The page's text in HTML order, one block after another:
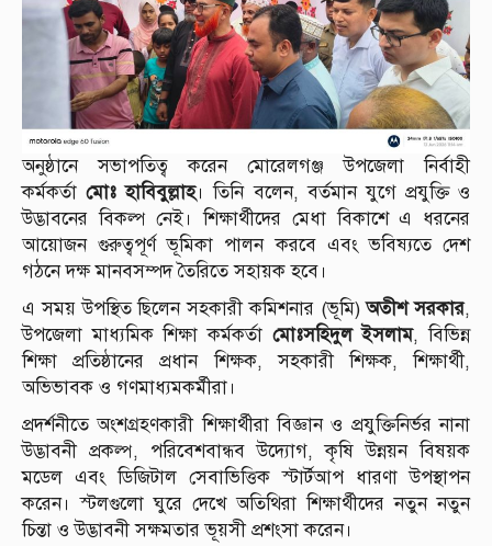
অনুষ্ঠানে সভাপতিত্ব করেন মোরেলগঞ্জ উপজেলা নির্বাহী
কর্মকর্তামোঃ হাবিবুল্লাহ। তিনি বলেন, বর্তমান যুগে প্রযুক্তি ও
উদ্ভাবনের বিকল্প নেই। শিক্ষার্থীদের মেধা বিকাশে এ ধরনের
আয়োজন গুরুত্বপূর্ণ ভূমিকা পালন করবে এবং ভবিষ্যতে দেশ
গঠনে দক্ষ মানবসম্পদ তৈরিতে সহায়ক হবে।
এ সময় উপস্থিত ছিলেন সহকারী কমিশনার (ভূমি)অতীশ সরকার,
উপজেলা মাধ্যমিক শিক্ষা কর্মকর্তা মোঃসহিদুল ইসলাম, বিভিন্ন
শিক্ষা প্রতিষ্ঠানের প্রধান শিক্ষক, সহকারী শিক্ষক, শিক্ষার্থী,
অভিভাবক ও গণমাধ্যমকর্মীরা।
প্রদর্শনীতে অংশগ্রহণকারী শিক্ষার্থীরা বিজ্ঞান ও প্রযুক্তিনির্ভর নানা
উদ্ভাবনী প্রকল্প, পরিবেশবান্ধব উদ্যোগ, কৃষি উন্নয়ন বিষয়ক
মডেল এবং ডিজিটাল সেবাভিত্তিক স্টার্টআপ ধারণা উপস্থাপন
করেন। স্টলগুলো ঘুরে দেখে অতিথিরা শিক্ষার্থীদের নতুন নতুন
চিন্তা ও উদ্ভাবনী সক্ষমতার ভূয়সী প্রশংসা করেন।